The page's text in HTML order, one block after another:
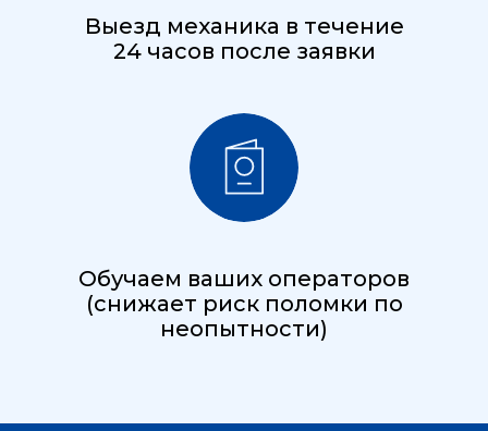
Выезд механика в течение
24 часов после заявки
Обучаем ваших операторов
(снижает риск поломки по
неопытности)